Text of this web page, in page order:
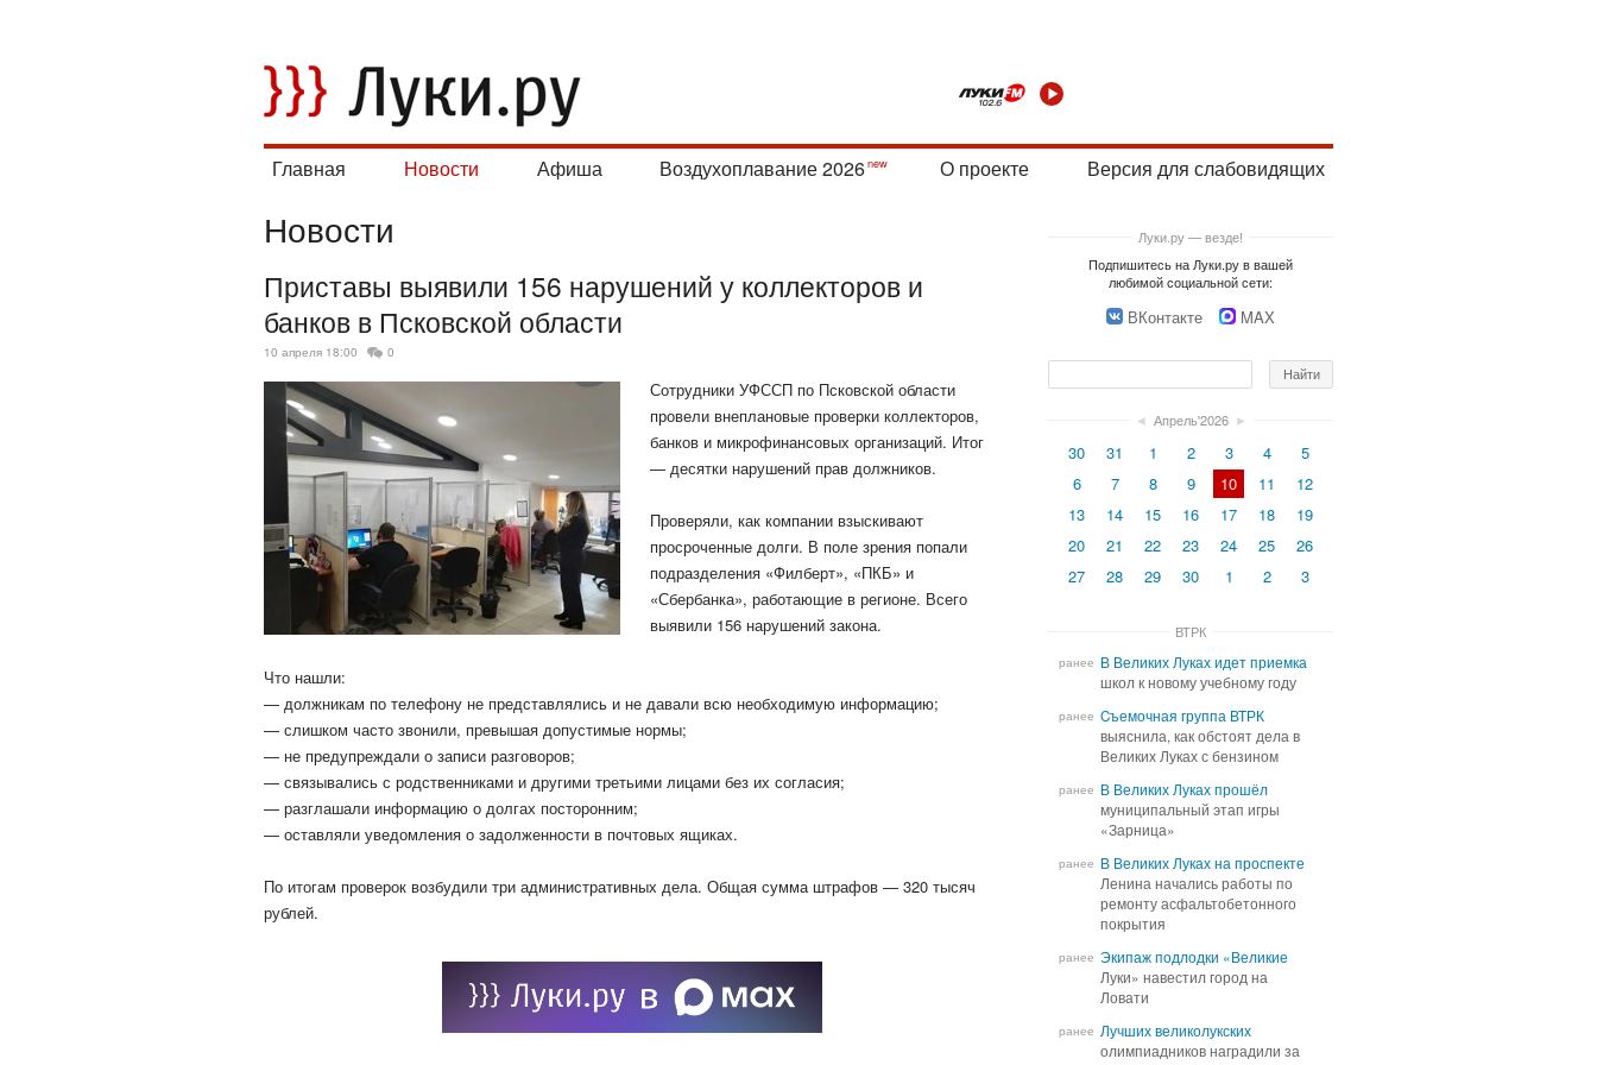
Главная Новости Афиша Воздухоплавание 2026 О проекте Версия для слабовидящих
Новости
Приставы выявили 156 нарушений у коллекторов и
банков в Псковской области
10 апреля 18:00 0
Сотрудники УФССП по Псковской области
провели внеплановые проверки коллекторов,
банков и микрофинансовых организаций. Итог
— десятки нарушений прав должников.
Проверяли, как компании взыскивают
просроченные долги. В поле зрения попали
подразделения «Филберт», «ПКБ» и
«Сбербанка», работающие в регионе. Всего
выявили 156 нарушений закона.
Что нашли:
— должникам по телефону не представлялись и не давали всю необходимую информацию;
— слишком часто звонили, превышая допустимые нормы;
— не предупреждали о записи разговоров;
— связывались с родственниками и другими третьими лицами без их согласия;
— разглашали информацию о долгах посторонним;
— оставляли уведомления о задолженности в почтовых ящиках.
По итогам проверок возбудили три административных дела. Общая сумма штрафов — 320 тысяч
рублей.
Луки.ру — везде!
Подпишитесь на Луки.ру в вашей
любимой социальной сети:
ВКонтакте MAX
◄ Апрель'2026 ►
30 31 1 2 3 4
5
6
7 8 9 10 11
12
13
14 15 16 17 18
19
20
21 22 23 24 25
26
27
28 29 30 1 2 3
ВТРК
ранее В Великих Луках идет приемка
школ к новому учебному году
В Великих Луках идет приемка
школ к новому учебному году
ранее Cъемочная группа ВТРК
выяснила, как обстоят дела в
Великих Луках с бензином
Cъемочная группа ВТРК
выяснила, как обстоят дела в
Великих Луках с бензином
ранее В Великих Луках прошёл
муниципальный этап игры
«Зарница»
В Великих Луках прошёл
муниципальный этап игры
«Зарница»
ранее В Великих Луках на проспекте
Ленина начались работы по
ремонту асфальтобетонного
покрытия
В Великих Луках на проспекте
Ленина начались работы по
ремонту асфальтобетонного
покрытия
ранее Экипаж подлодки «Великие
Луки» навестил город на
Ловати
Экипаж подлодки «Великие
Луки» навестил город на
Ловати
ранее Лучших великолукских
олимпиадников наградили за
Лучших великолукских
олимпиадников наградили за